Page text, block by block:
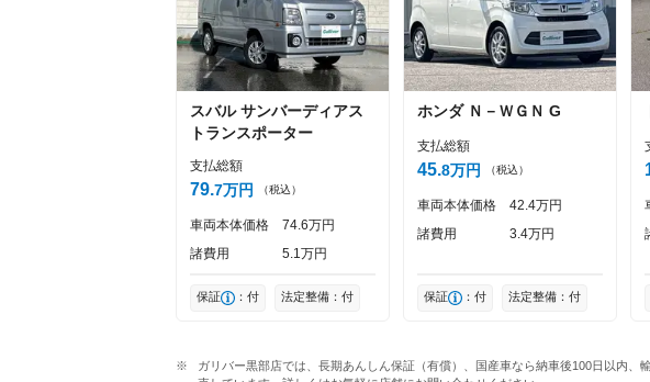
投稿する
スバル サンバーディアス
トランスポーター
支払総額
79 7万円 （税込）
車両本体価格 74 6万円
諸費用
5 1万円
保証 ：付 法定整備：付
ホンダ Ｎ－ＷＧＮ G
支払総額
45 8万円 （税込）
車両本体価格 42 4万円
諸費用
3 4万円
保証 ：付 法定整備：付
ガリバー黒部店では、長期あんしん保証（有償）、国産車なら納車後100日以内